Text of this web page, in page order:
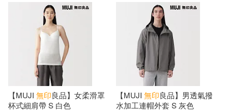
小魚(1)
尤無曲(1)
島崎 無印(1)
城邦原創(1)
大塊文化(1) 大樂文化(1)
大溏(1)
大牌出版(1) 天地出版社(1)
【MUJI 無印良品】女柔滑罩
杯式細肩帶 S 白色
【MUJI 無印良品】男透氣撥
水加工連帽外套 S 灰色